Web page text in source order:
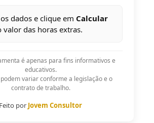
dados e clique em Calcular
valor das horas extras.
é apenas para fins informativos e
educativos.
variar conforme a legislação e o
contrato de trabalho.
Feito por Jovem Consultor